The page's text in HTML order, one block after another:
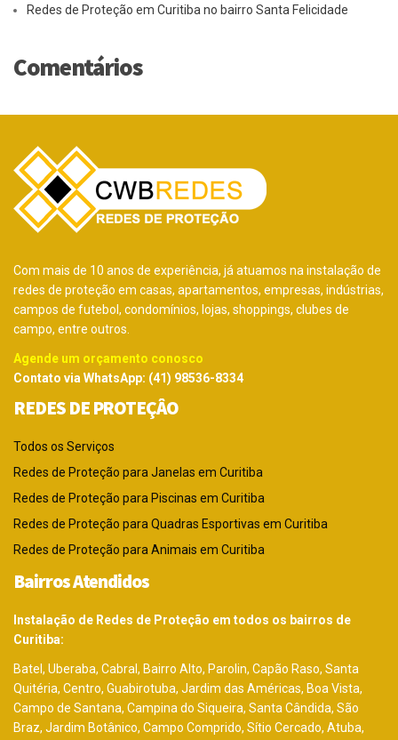
Redes de Proteção em Curitiba no bairro Santa Felicidade
Comentários
Com mais de 10 anos de experiência, já atuamos na instalação de
redes de proteção em casas, apartamentos, empresas, indústrias,
campos de futebol, condomínios, lojas, shoppings, clubes de
campo, entre outros.
Agende um orçamento conosco
Contato via WhatsApp: (41) 98536-8334
REDES DE PROTEÇÂO
Todos os Serviços
Redes de Proteção para Janelas em Curitiba
Redes de Proteção para Piscinas em Curitiba
Redes de Proteção para Quadras Esportivas em Curitiba
Redes de Proteção para Animais em Curitiba
Bairros Atendidos
Instalação de Redes de Proteção em todos os bairros de
Curitiba:
Batel, Uberaba, Cabral, Bairro Alto, Parolin, Capão Raso, Santa
Quitéria, Centro, Guabirotuba, Jardim das Américas, Boa Vista,
Campo de Santana, Campina do Siqueira, Santa Cândida, São
Braz, Jardim Botânico, Campo Comprido, Sítio Cercado, Atuba,